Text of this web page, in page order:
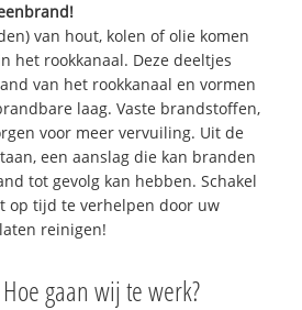
van hout, kolen of olie komen
het rookkanaal. Deze deeltjes
van het rookkanaal en vormen
laag. Vaste brandstoffen,
voor meer vervuiling. Uit de
een aanslag die kan branden
tot gevolg kan hebben. Schakel
op tijd te verhelpen door uw
reinigen!
gaan wij te werk?